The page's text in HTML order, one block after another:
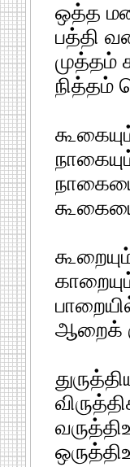
ஒத்த
பத்தி
முத்தம்
நித்தம்
ஆறைக்